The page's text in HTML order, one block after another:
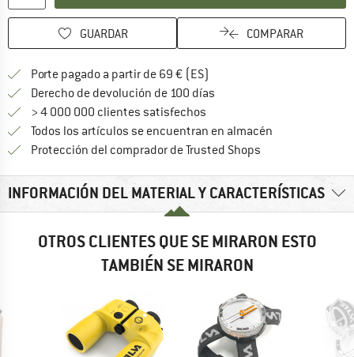
GUARDAR COMPARAR
Porte pagado a partir de 69 € (ES)
Derecho de devolución de 100 días
> 4 000 000 clientes satisfechos
Todos los artículos se encuentran en almacén
Protección del comprador de Trusted Shops
INFORMACIÓN DEL MATERIAL Y CARACTERÍSTICAS
OTROS CLIENTES QUE SE MIRARON ESTO
TAMBIÉN SE MIRARON